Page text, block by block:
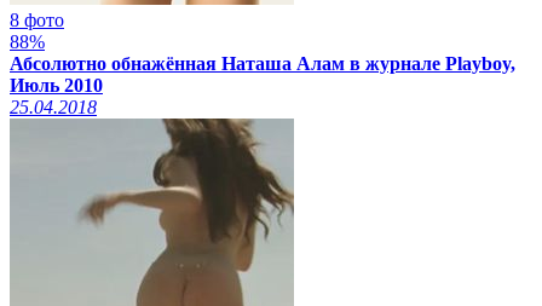
8 фото
88%
Абсолютно обнажённая Наташа Алам в журнале Playboy,
Июль 2010
25.04.2018